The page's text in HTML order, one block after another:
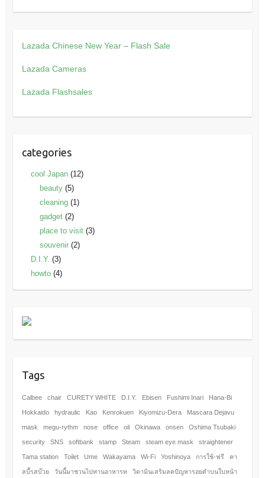
Lazada Chinese New Year – Flash Sale
Lazada Cameras
Lazada Flashsales
categories
cool Japan(12)
beauty(5)
cleaning(1)
gadget(2)
place to visit(3)
souvenir(2)
D.I.Y. (3)
howto(4)
Tags
Calbee chair CURETY WHITE D.I.Y. Ebisen Fushimi Inari Hana-Bi
Hokkaido hydraulic Kao Kenrokuen Kiyomizu-Dera Mascara Dejavu
mask megu-rythm nose office oil Okinawa onsen Oshima Tsubaki
security SNS softbank stamp Steam steam eye mask straightener
Tama station Toilet Ume Wakayama Wi-Fi Yoshinoya การใช้-ฟรี คา
ลบี้รสบ๊วย วันนี้มาชวนไปทานอาหารท วิตามินเสริมลดปัญหารอยดำบนใบหน้า